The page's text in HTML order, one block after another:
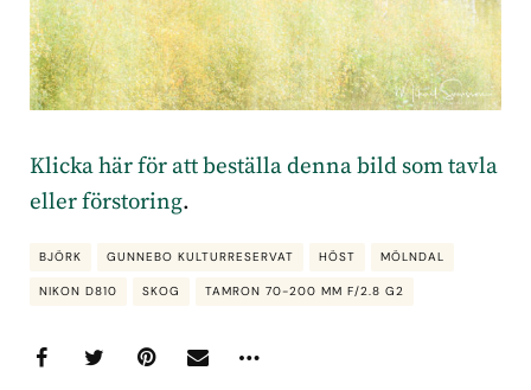
Klicka här för att beställa denna bild som tavla
eller förstoring.
BJÖRK GUNNEBO KULTURRESERVAT HÖST MÖLNDAL
NIKON D810 SKOG TAMRON 70-200 MM F/2.8 G2